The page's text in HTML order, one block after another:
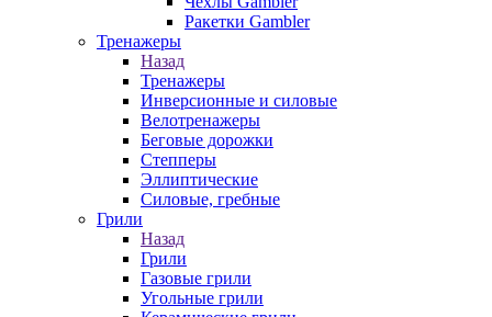
Ракетки Gambler
Тренажеры
Назад
Тренажеры
Инверсионные и силовые
Велотренажеры
Беговые дорожки
Степперы
Эллиптические
Силовые, гребные
Грили
Назад
Грили
Газовые грили
Угольные грили